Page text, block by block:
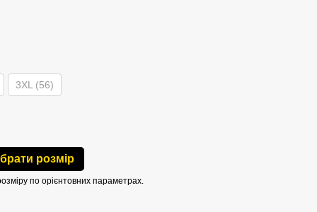
3XL (56)
розмір
по орієнтовних параметрах.